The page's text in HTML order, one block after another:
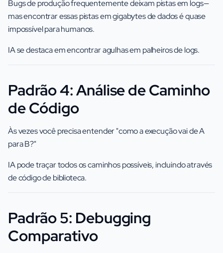
Bugs de produção frequentemente deixam pistas em logs—
mas encontrar essas pistas em gigabytes de dados é quase
impossível para humanos.
IA se destaca em encontrar agulhas em palheiros de logs.
Padrão 4: Análise de Caminho
de Código
Às vezes você precisa entender "como a execução vai de A
para B?"
IA pode traçar todos os caminhos possíveis, incluindo através
de código de biblioteca.
Padrão 5: Debugging
Comparativo